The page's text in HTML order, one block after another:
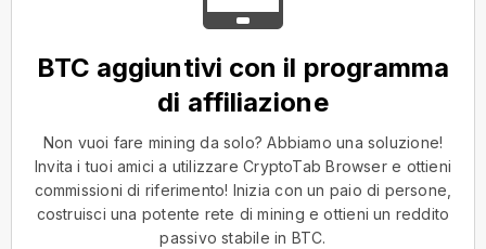
BTC aggiuntivi con il programma
di affiliazione
Non vuoi fare mining da solo? Abbiamo una soluzione!
Invita i tuoi amici a utilizzare CryptoTab Browser e ottieni
commissioni di riferimento! Inizia con un paio di persone,
costruisci una potente rete di mining e ottieni un reddito
passivo stabile in BTC.